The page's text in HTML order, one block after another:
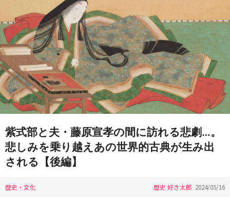
紫式部と夫・藤原宣孝の間に訪れる悲劇…。
悲しみを乗り越えあの世界的古典が生み出
される【後編】
歴史・文化 歴史 好き太郎 2024/05/16